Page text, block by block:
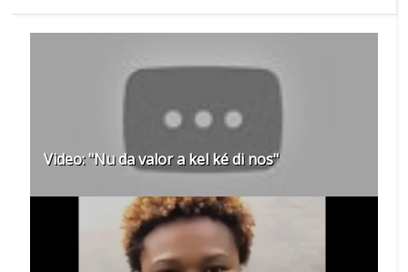
Video: "Nu da valor a kel ké di nos"